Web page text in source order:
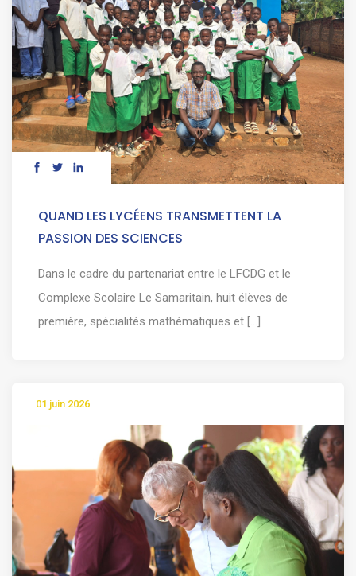
QUAND LES LYCÉENS TRANSMETTENT LA
PASSION DES SCIENCES
Dans le cadre du partenariat entre le LFCDG et le
Complexe Scolaire Le Samaritain, huit élèves de
première, spécialités mathématiques et [...]
01 juin 2026